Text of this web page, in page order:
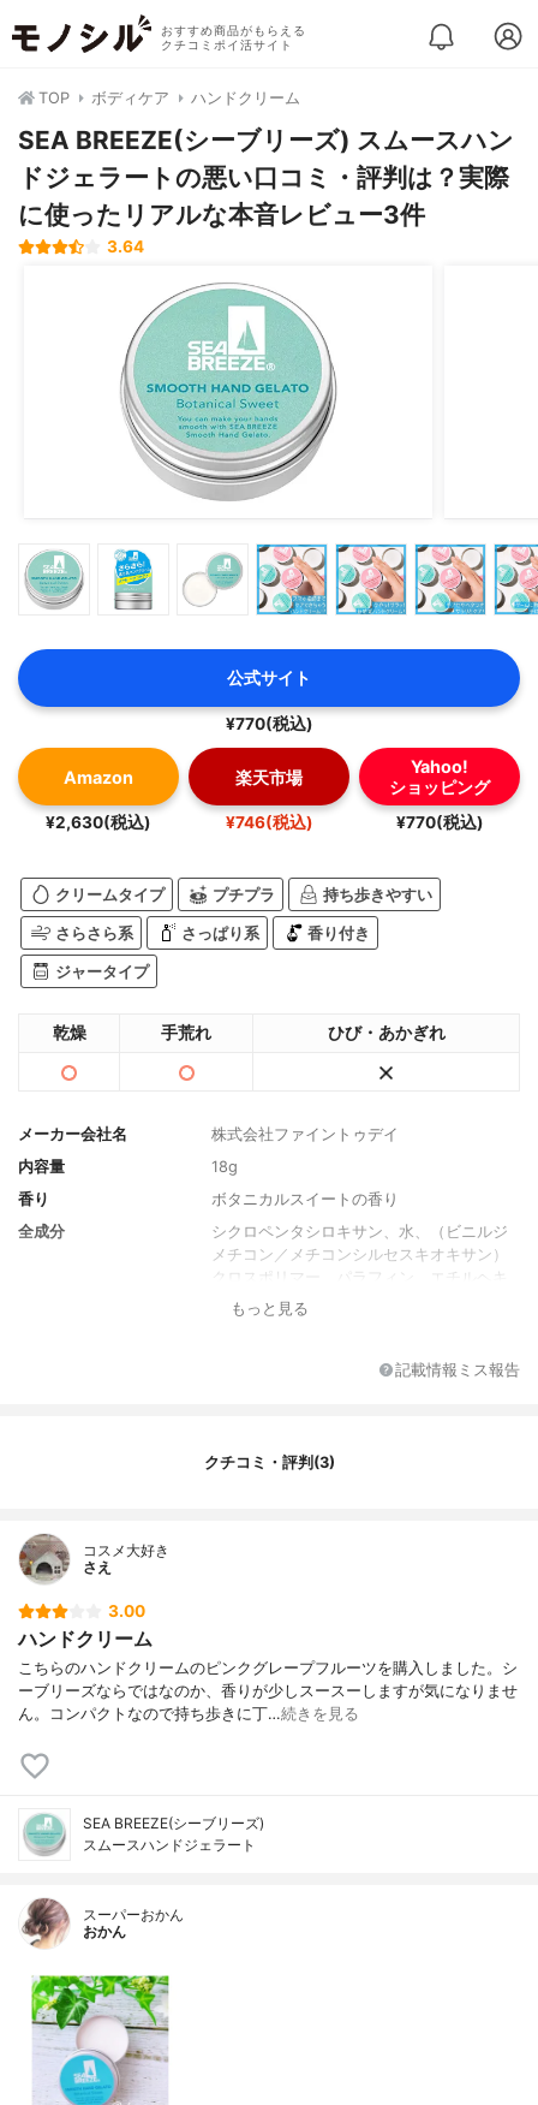
おすすめ商品がもらえる
クチコミポイ活サイト
TOP ボディケア ハンドクリーム
SEA BREEZE(シーブリーズ) スムースハン
ドジェラートの悪い口コミ・評判は？実際
に使ったリアルな本音レビュー3件
3.64
公式サイト
¥770(税込)
Amazon
¥2,630(税込)
楽天市場
¥746(税込)
Yahoo!
ショッピング
¥770(税込)
クリームタイプ プチプラ 持ち歩きやすい
さらさら系 さっぱり系 香り付き
ジャータイプ
乾燥 手荒れ ひび・あかぎれ
メーカー会社名
株式会社ファイントゥデイ
内容量
18g
香り
ボタニカルスイートの香り
全成分
シクロペンタシロキサン、水、（ビニルジ
メチコン／メチコンシルセスキオキサン）
クロスポリマー、パラフィン、エチルヘキ
サン酸セチル、グリセリン、ＤＰＧ、ジイ
コン、ＰＥＧ－１５０、メントール、塩化
Ｔ、フェノキシエタノール、香料
もっと見る
記載情報ミス報告
クチコミ・評判(3)
コスメ大好き
さえ
3.00
ハンドクリーム
こちらのハンドクリームのピンクグレープフルーツを購入しました。シ
ーブリーズならではなのか、香りが少しスースーしますが気になりませ
ん。コンパクトなので持ち歩きに丁…続きを見る
SEA BREEZE(シーブリーズ)
スムースハンドジェラート
スーパーおかん
おかん